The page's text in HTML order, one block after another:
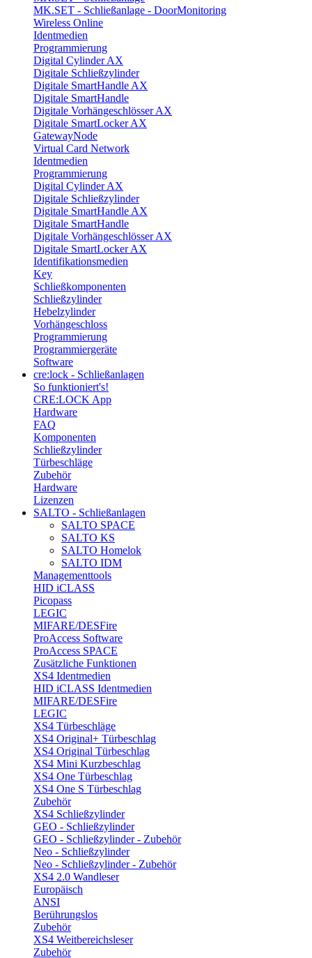
MK.SET - Schließanlage - DoorMonitoring
Wireless Online
Identmedien
Programmierung
Digital Cylinder AX
Digitale Schließzylinder
Digitale SmartHandle AX
Digitale SmartHandle
Digitale Vorhängeschlösser AX
Digitale SmartLocker AX
GatewayNode
Virtual Card Network
Identmedien
Programmierung
Digital Cylinder AX
Digitale Schließzylinder
Digitale SmartHandle AX
Digitale SmartHandle
Digitale Vorhängeschlösser AX
Digitale SmartLocker AX
Identifikationsmedien
Key
Schließkomponenten
Schließzylinder
Hebelzylinder
Vorhängeschloss
Programmierung
Programmiergeräte
Software
cre:lock - Schließanlagen
So funktioniert's!
CRE:LOCK App
Hardware
FAQ
Komponenten
Schließzylinder
Türbeschläge
Zubehör
Hardware
Lizenzen
SALTO - Schließanlagen
SALTO SPACE
SALTO KS
SALTO Homelok
SALTO IDM
Managementtools
HID iCLASS
Picopass
LEGIC
MIFARE/DESFire
ProAccess Software
ProAccess SPACE
Zusätzliche Funktionen
XS4 Identmedien
HID iCLASS Identmedien
MIFARE/DESFire
LEGIC
XS4 Türbeschläge
XS4 Original+ Türbeschlag
XS4 Original Türbeschlag
XS4 Mini Kurzbeschlag
XS4 One Türbeschlag
XS4 One S Türbeschlag
Zubehör
XS4 Schließzylinder
GEO - Schließzylinder
GEO - Schließzylinder - Zubehör
Neo - Schließzylinder
Neo - Schließzylinder - Zubehör
XS4 2.0 Wandleser
Europäisch
ANSI
Berührungslos
Zubehör
XS4 Weitbereichsleser
Zubehör